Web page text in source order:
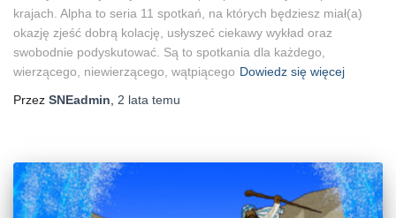
krajach. Alpha to seria 11 spotkań, na których będziesz miał(a)
okazję zjeść dobrą kolację, usłyszeć ciekawy wykład oraz
swobodnie podyskutować. Są to spotkania dla każdego,
wierzącego, niewierzącego, wątpiącego Dowiedz się więcej
Przez SNEadmin 2 lata temu